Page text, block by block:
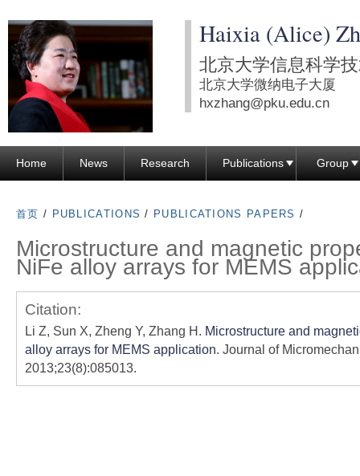
转
到
页
主
要
分
Haixia (Alice)
北京大学信息科学
北京大学微纳电子大厦
hxzhang@pku.edu.cn
Home News Research Publications Group
首页 / PUBLICATIONS / PUBLICATIONS PAPERS /
Microstructure and magnetic
NiFe alloy arrays for MEMS
Citation:
Li Z, Sun X, Zheng Y, Zhang H. Microstructure and
alloy arrays for MEMS application. Journal of
2013;23(8):085013.